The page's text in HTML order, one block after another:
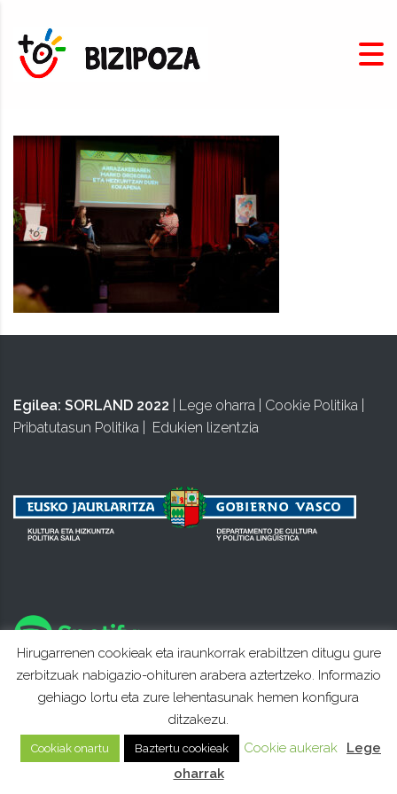
Egilea: SORLAND 2022 Lege oharra Cookie Politika
Pribatutasun Politika
Edukien lizentzia
Hirugarrenen cookieak eta iraunkorrak erabiltzen ditugu gure
zerbitzuak nabigazio-ohituren arabera aztertzeko. Informazio
gehiago lortu eta zure lehentasunak hemen konfigura
ditzakezu.
Cookiak onartu Baztertu cookieak Cookie aukerak
Lege
oharrak